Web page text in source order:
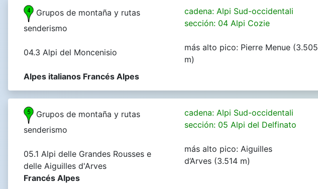
Grupos de montaña y rutas
senderismo
04.3 Alpi del Moncenisio
Alpes italianos Francés Alpes
cadena: Alpi Sud-occidentali
sección: 04 Alpi Cozie
más alto pico: Pierre Menue (3.505
m)
Grupos de montaña y rutas
senderismo
05.1 Alpi delle Grandes Rousses e
delle Aiguilles d'Arves
Francés Alpes
cadena: Alpi Sud-occidentali
sección: 05 Alpi del Delfinato
más alto pico: Aiguilles
d‘Arves (3.514 m)